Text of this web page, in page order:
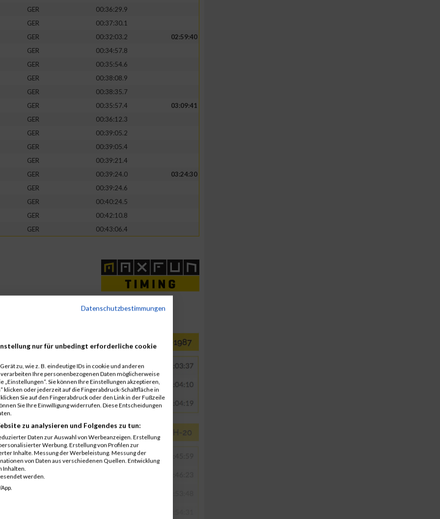
GER
00:36:29.9
GER
00:37:30.1
GER 00:32:03.2
02:59:40
GER
00:34:57.8
GER
00:35:54.6
GER
00:38:08.9
GER
00:38:35.7
GER 00:35:57.4
03:09:41
GER
00:36:12.3
GER
00:39:05.2
GER
00:39:05.4
GER
00:39:21.4
GER 00:39:24.0
03:24:30
GER
00:39:24.6
GER
00:40:24.5
GER
00:42:10.8
GER 00:43:06.4
Datenschutzbestimmungen
nur für unbedingt erforderliche cookie
zu, wie z. B. eindeutige IDs in cookie und anderen
Ihre personenbezogenen Daten möglicherweise
Sie können Ihre Einstellungen akzeptieren,
klicken oder jederzeit auf die Fingerabdruck-Schaltfläche in
Sie auf den Fingerabdruck oder den Link in der Fußzeile
Sie Ihre Einwilligung widerrufen. Diese Entscheidungen
zu analysieren und Folgendes zu tun:
Daten zur Auswahl von Werbeanzeigen. Erstellung
Werbung. Erstellung von Profilen zur
Inhalte. Messung der Werbeleistung. Messung der
von Daten aus verschiedenen Quellen. Entwicklung
Inhalten.
werden.